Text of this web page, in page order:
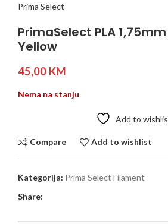
Prima Select
PrimaSelect PLA
Yellow
45,00 KM
Nema na stanju
Add to
Compare Add to wishlist
Kategorija: Prima Select Filament
Share: